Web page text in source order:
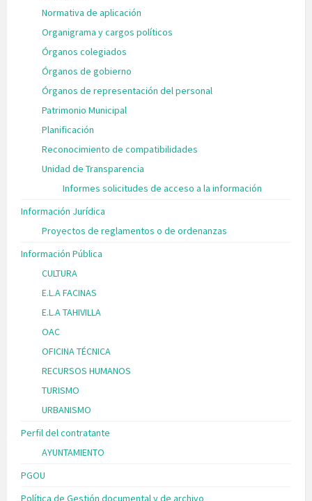
Normativa de aplicación
Organigrama y cargos políticos
Órganos colegiados
Órganos de gobierno
Órganos de representación del personal
Patrimonio Municipal
Planificación
Reconocimiento de compatibilidades
Unidad de Transparencia
Informes solicitudes de acceso a la información
Información Jurídica
Proyectos de reglamentos o de ordenanzas
Información Pública
CULTURA
E.L.A FACINAS
E.L.A TAHIVILLA
OAC
OFICINA TÉCNICA
RECURSOS HUMANOS
TURISMO
URBANISMO
Perfil del contratante
AYUNTAMIENTO
PGOU
Política de Gestión documental y de archivo